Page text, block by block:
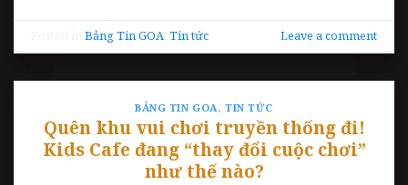
Posted inBảng Tin GOA ,Tin tức Leave a comment
BẢNG TIN GOA, TIN TỨC
Quên khu vui chơi truyền thống đi!
Kids Cafe đang “thay đổi cuộc chơi”
như thế nào?